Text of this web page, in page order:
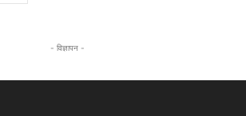
- विज्ञापन -